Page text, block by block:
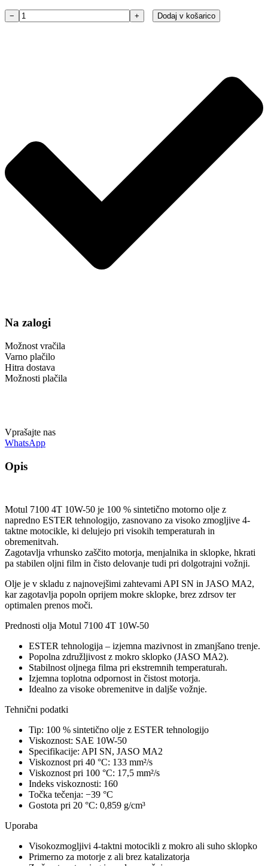
Motul
− + Dodaj v košarico
Na zalogi
Možnost vračila
Varno plačilo
Hitra dostava
Možnosti plačila
Vprašajte nas
WhatsApp
Opis
Motul 7100 4T 10W-50 je 100 % sintetično motorno olje z
napredno ESTER tehnologijo, zasnovano za visoko zmogljive 4-
taktne motocikle, ki delujejo pri visokih temperaturah in
obremenitvah.
Zagotavlja vrhunsko zaščito motorja, menjalnika in sklopke, hkrati
pa stabilen oljni film in čisto delovanje tudi pri dolgotrajni vožnji.
Olje je v skladu z najnovejšimi zahtevami API SN in JASO MA2,
kar zagotavlja popoln oprijem mokre sklopke, brez zdrsov ter
optimalen prenos moči.
Prednosti olja Motul 7100 4T 10W-50
ESTER tehnologija – izjemna mazivnost in zmanjšano trenje.
Popolna združljivost z mokro sklopko (JASO MA2).
Stabilnost oljnega filma pri ekstremnih temperaturah.
Izjemna toplotna odpornost in čistost motorja.
Idealno za visoke obremenitve in daljše vožnje.
Tehnični podatki
Tip: 100 % sintetično olje z ESTER tehnologijo
Viskoznost: SAE 10W-50
Specifikacije: API SN, JASO MA2
Viskoznost pri 40 °C: 133 mm²/s
Viskoznost pri 100 °C: 17,5 mm²/s
Indeks viskoznosti: 160
Točka tečenja: −39 °C
Gostota pri 20 °C: 0,859 g/cm³
Uporaba
Visokozmogljivi 4-taktni motocikli z mokro ali suho sklopko
Primerno za motorje z ali brez katalizatorja